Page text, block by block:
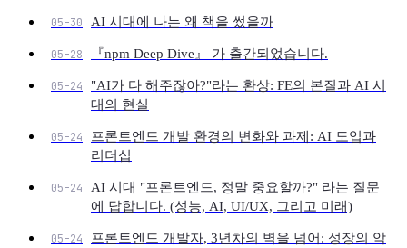
05-30 AI 시대에 나는 왜 책을 썼을까
05-28 『npm Deep Dive』 가 출간되었습니다.
05-24
"AI가 다 해주잖아?"라는 환상: FE의 본질과 AI 시
대의 현실
05-24
프론트엔드 개발 환경의 변화와 과제: AI 도입과
리더십
05-24
AI 시대 "프론트엔드, 정말 중요할까?" 라는 질문
에 답합니다. (성능, AI, UI/UX, 그리고 미래)
05-24
프론트엔드 개발자, 3년차의 벽을 넘어: 성장의 악